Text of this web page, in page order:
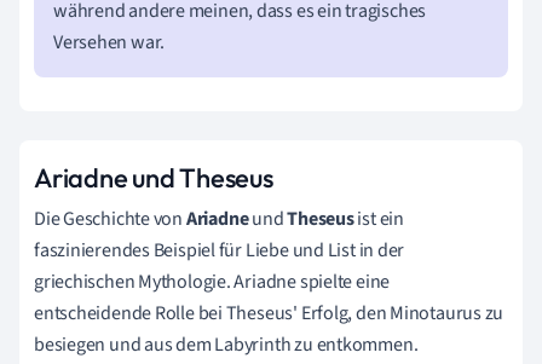
während andere meinen, dass es ein tragisches
Versehen war.
Ariadne und Theseus
Die Geschichte vonAriadneundTheseusist ein
faszinierendes Beispiel für Liebe und List in der
griechischen Mythologie. Ariadne spielte eine
entscheidende Rolle bei Theseus' Erfolg, den Minotaurus zu
besiegen und aus dem Labyrinth zu entkommen.